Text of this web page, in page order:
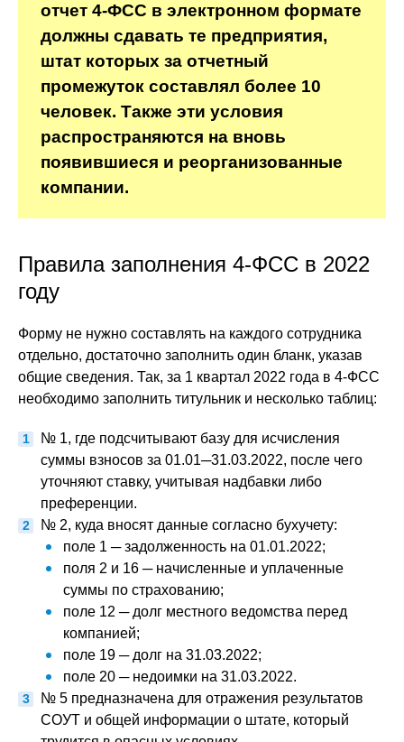
отчет 4-ФСС в электронном формате
должны сдавать те предприятия,
штат которых за отчетный
промежуток составлял более 10
человек. Также эти условия
распространяются на вновь
появившиеся и реорганизованные
компании.
Правила заполнения 4-ФСС в 2022
году
Форму не нужно составлять на каждого сотрудника
отдельно, достаточно заполнить один бланк, указав
общие сведения. Так, за 1 квартал 2022 года в 4-ФСС
необходимо заполнить титульник и несколько таблиц:
№ 1, где подсчитывают базу для исчисления
суммы взносов за 01.01─31.03.2022, после чего
уточняют ставку, учитывая надбавки либо
преференции.
№ 2, куда вносят данные согласно бухучету:
поле 1 ─ задолженность на 01.01.2022;
поля 2 и 16 ─ начисленные и уплаченные
суммы по страхованию;
поле 12 ─ долг местного ведомства перед
компанией;
поле 19 ─ долг на 31.03.2022;
поле 20 ─ недоимки на 31.03.2022.
№ 5 предназначена для отражения результатов
СОУТ и общей информации о штате, который